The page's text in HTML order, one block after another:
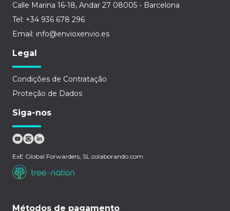
Calle Marina 16-18, Andar 27 08005 - Barcelona
Tel: +34 936 678 296
Email: info@envioxenvio.es
Legal
Condições de Contratação
Proteção de Dados
Siga-nos
ExE Global Forwarders, SL colaborando com
Métodos de pagamento